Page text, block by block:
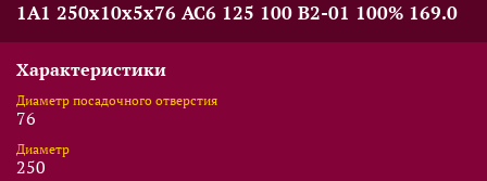
1А1 250х10х5х76 АС6 125 100 В2-01 100% 169.0
Характеристики
Диаметр посадочного отверстия
76
Диаметр
250